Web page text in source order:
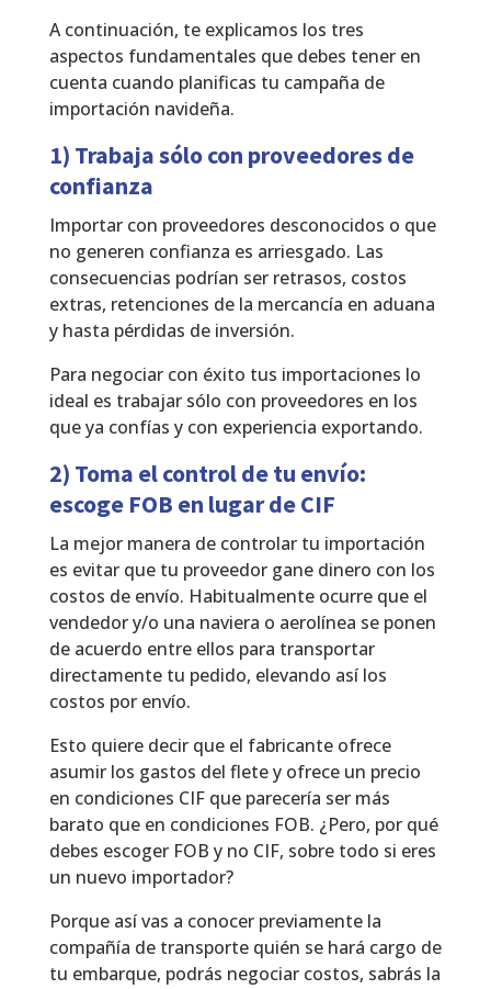
A continuación, te explicamos los tres
aspectos fundamentales que debes tener en
cuenta cuando planificas tu campaña de
importación navideña.
1) Trabaja sólo con proveedores de
confianza
Importar con proveedores desconocidos o que
no generen confianza es arriesgado. Las
consecuencias podrían ser retrasos, costos
extras, retenciones de la mercancía en aduana
y hasta pérdidas de inversión.
Para negociar con éxito tus importaciones lo
ideal es trabajar sólo con proveedores en los
que ya confías y con experiencia exportando.
2) Toma el control de tu envío:
escoge FOB en lugar de CIF
La mejor manera de controlar tu importación
es evitar que tu proveedor gane dinero con los
costos de envío. Habitualmente ocurre que el
vendedor y/o una naviera o aerolínea se ponen
de acuerdo entre ellos para transportar
directamente tu pedido, elevando así los
costos por envío.
Esto quiere decir que el fabricante ofrece
asumir los gastos del flete y ofrece un precio
en condiciones CIF que parecería ser más
barato que en condiciones FOB. ¿Pero, por qué
debes escoger FOB y no CIF, sobre todo si eres
un nuevo importador?
Porque así vas a conocer previamente la
compañía de transporte quién se hará cargo de
tu embarque, podrás negociar costos, sabrás la